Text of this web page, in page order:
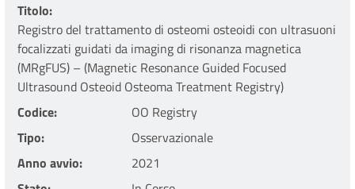
Titolo
Registro del trattamento di osteomi osteoidi con ultrasuoni
focalizzati guidati da imaging di risonanza magnetica
(MRgFUS) – (Magnetic Resonance Guided Focused
Ultrasound Osteoid Osteoma Treatment Registry)
Codice
OO Registry
Tipo
Osservazionale
Anno avvio
2021